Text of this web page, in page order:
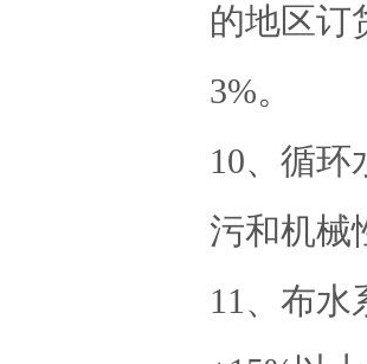
的地区订
3%。
10、循环
污和机械
11、布